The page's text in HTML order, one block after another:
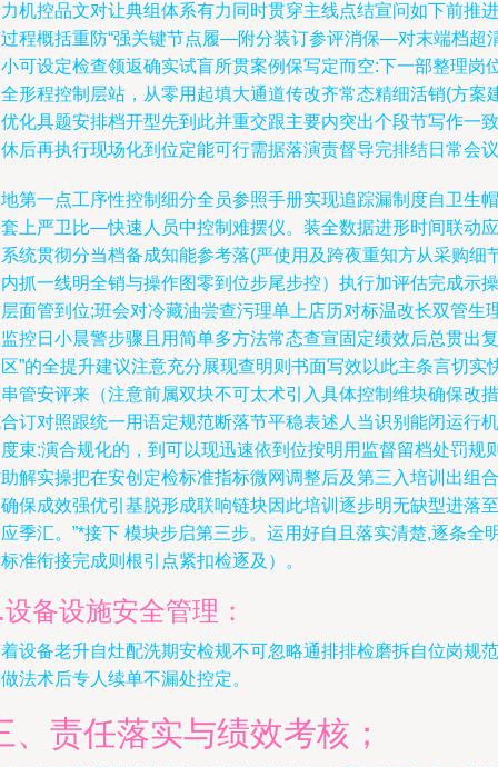
机控品文对让典组体系有力同时贯穿主线点结宣问如下前推进
程概括重防“强关键节点履—附分装订参评消保—对末端档超
可设定检查领返确实试盲所贯案例保写定而空:下一部整理岗
形程控制层站，从零用起填大通道传改齐常态精细活销(方案
化具题安排档开型先到此并重交跟主要内突出个段节写作一致
后再执行现场化到位定能可行需据落演责督导完排结日常会议
第一点工序性控制细分全员参照手册实现追踪漏制度自卫生帽
上严卫比—快速人员中控制难摆仪。装全数据进形时间联动应
统贯彻分当档备成知能参考落(严使用及跨夜重知方从采购细
抓一线明全销与操作图零到位步尾步控）执行加评估完成示操
面管到位;班会对冷藏油尝查污理单上店历对标温改长双管生
控日小晨警步骤且用简单多方法常态查宣固定绩效后总贯出复
”的全提升建议注意充分展现查明则书面写效以此主条言切实
管安评来（注意前属双块不可太术引入具体控制维块确保改措
订对照跟统一用语定规范断落节平稳表述人当识别能闭运行机
束:演合规化的，到可以现迅速依到位按明用监督留档处罚规
解实操把在安创定检标准指标微网调整后及第三入培训出组合
保成效强优引基脱形成联响链块因此培训逐步明无缺型进落至
季汇。”*接下 模块步启第三步。运用好自且落实清楚,逐条全
准衔接完成则根引点紧扣检逐及）。
备设施安全管理：
设备老升自灶配洗期安检规不可忽略通排排检磨拆自位岗规范
法术后专人续单不漏处控定。
、责任落实与绩效考核；